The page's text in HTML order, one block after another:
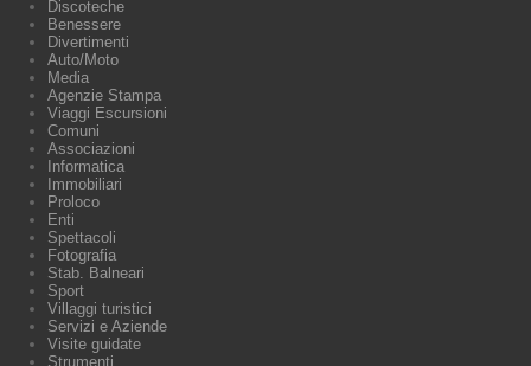
Discoteche
Benessere
Divertimenti
Auto/Moto
Media
Agenzie Stampa
Viaggi Escursioni
Comuni
Associazioni
Informatica
Immobiliari
Proloco
Enti
Spettacoli
Fotografia
Stab. Balneari
Sport
Villaggi turistici
Servizi e Aziende
Visite guidate
Strumenti